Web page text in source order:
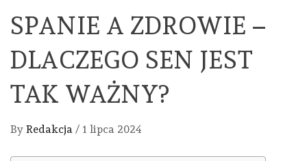
SPANIE A ZDROWIE –
DLACZEGO SEN JEST
TAK WAŻNY?
By Redakcja / 1 lipca 2024